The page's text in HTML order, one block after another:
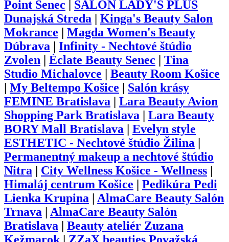
Point Senec
SALÓN LADY'S PLUS
Dunajská Streda
Kinga's Beauty Salon
Mokrance
Magda Women's Beauty
Dúbrava
Infinity - Nechtové štúdio
Zvolen
Éclate Beauty Senec
Tina
Studio Michalovce
Beauty Room Košice
My Beltempo Košice
Salón krásy
FEMINE Bratislava
Lara Beauty Avion
Shopping Park Bratislava
Lara Beauty
BORY Mall Bratislava
Evelyn style
ESTHETIC - Nechtové štúdio Žilina
Permanentný makeup a nechtové štúdio
Nitra
City Wellness Košice - Wellness
Himaláj centrum Košice
Pedikúra Pedi
Lienka Krupina
AlmaCare Beauty Salón
Trnava
AlmaCare Beauty Salón
Bratislava
Beauty ateliér Zuzana